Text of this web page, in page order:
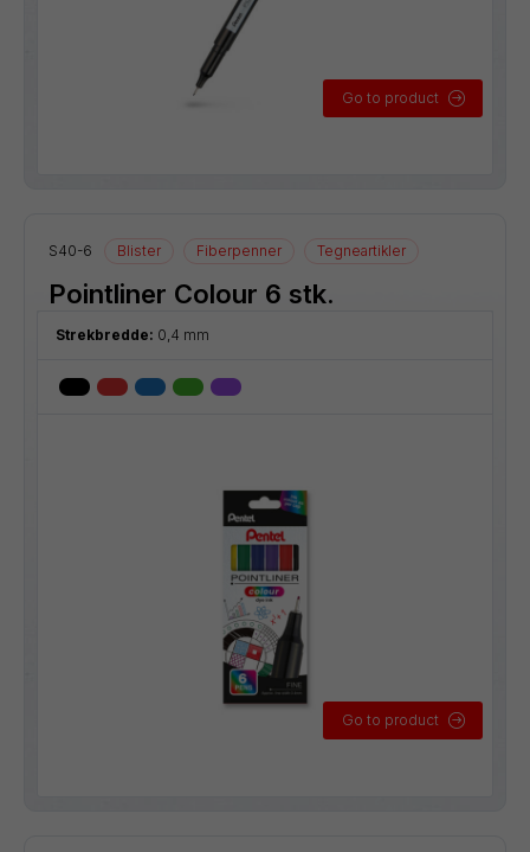
Go to product
S40-6 Blister Fiberpenner Tegneartikler
Pointliner Colour 6 stk.
Strekbredde: 0,4 mm
Go to product